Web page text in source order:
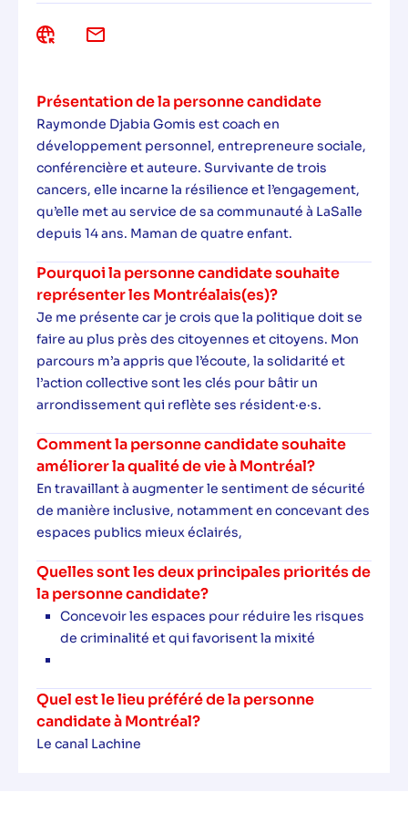
Présentation de la personne candidate
Raymonde Djabia Gomis est coach en
développement personnel, entrepreneure sociale,
conférencière et auteure. Survivante de trois
cancers, elle incarne la résilience et l’engagement,
qu’elle met au service de sa communauté à LaSalle
depuis 14 ans. Maman de quatre enfant.
Pourquoi la personne candidate souhaite
représenter les Montréalais(es)?
Je me présente car je crois que la politique doit se
faire au plus près des citoyennes et citoyens. Mon
parcours m’a appris que l’écoute, la solidarité et
l’action collective sont les clés pour bâtir un
arrondissement qui reflète ses résident·e·s.
Comment la personne candidate souhaite
améliorer la qualité de vie à Montréal?
En travaillant à augmenter le sentiment de sécurité
de manière inclusive, notamment en concevant des
espaces publics mieux éclairés,
Quelles sont les deux principales priorités de
la personne candidate?
Concevoir les espaces pour réduire les risques
de criminalité et qui favorisent la mixité
Quel est le lieu préféré de la personne
candidate à Montréal?
Le canal Lachine